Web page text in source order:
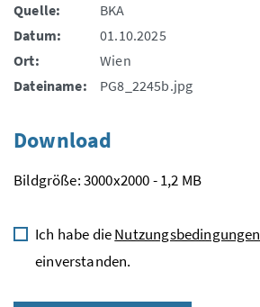
Quelle:
BKA
Datum:
01.10.2025
Ort:
Wien
Dateiname:
PG8_2245b.jpg
Download
Bildgröße: 3000x2000 - 1,2 MB
Ich habe dieNutzungsbedingungen
einverstanden.